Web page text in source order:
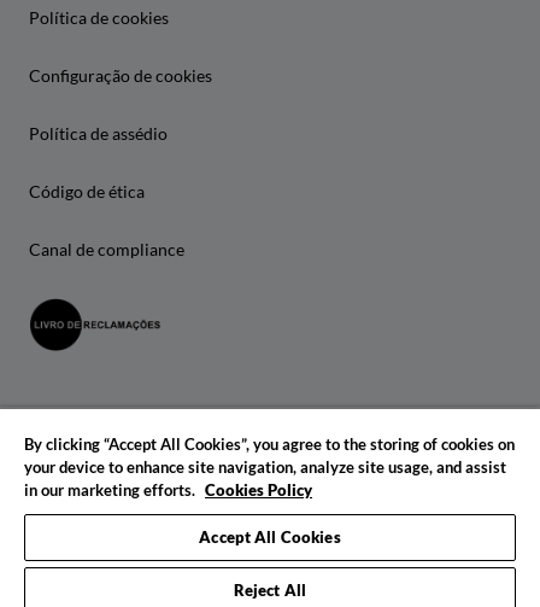
Política de cookies
Configuração de cookies
Política de assédio
Código de ética
Canal de compliance
© 2026 IADE. Todos os direitos reservados.
By clicking “Accept All Cookies”, you agree to the storing of cookies on
your device to enhance site navigation, analyze site usage, and assist
in our marketing efforts. Cookies Policy
Accept All Cookies
Reject All